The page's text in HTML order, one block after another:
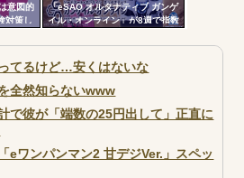
意図的
対策し
「eSAO オルタナティブ ガンゲ
イル・オンライン」が8週で指数
てるけど…安くはないな
全然知らないwww
で彼が「端数の25円出して」正直に
eワンパンマン2 甘デジVer.」スペッ